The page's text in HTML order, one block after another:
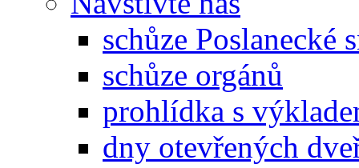
schůze Poslanecké
schůze orgánů
prohlídka s
dny otevřených